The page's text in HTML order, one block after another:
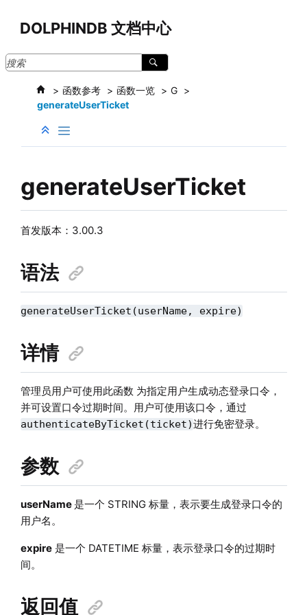
DOLPHINDB 文档中心
函数参考 函数一览
G
generateUserTicket
generateUserTicket
首发版本：3.00.3
语法
generateUserTicket(userName, expire)
详情
管理员用户可使用此函数 为指定用户生成动态登录口令，
并可设置口令过期时间。用户可使用该口令，通过
authenticateByTicket(ticket)进行免密登录。
参数
userName 是一个 STRING 标量，表示要生成登录口令的
用户名。
expire是一个 DATETIME 标量，表示登录口令的过期时
间。
返回值